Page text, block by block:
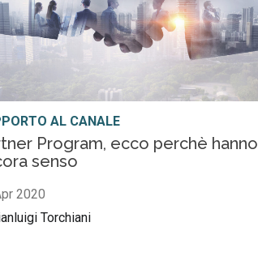
AL CANALE
Program, ecco perchè hanno
senso
2020
Torchiani